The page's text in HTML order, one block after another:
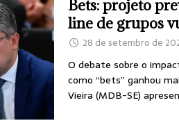
Bets: projeto
line de grupos
28 de setembro de
O debate sobre o
como “bets” ganhou
Vieira (MDB-SE)